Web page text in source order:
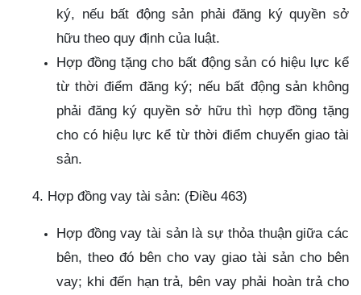
ký, nếu bất động sản phải đăng ký quyền sở
hữu theo quy định của luật.
Hợp đồng tặng cho bất động sản có hiệu lực kể
từ thời điểm đăng ký; nếu bất động sản không
phải đăng ký quyền sở hữu thì hợp đồng tặng
cho có hiệu lực kể từ thời điểm chuyển giao tài
sản.
4. Hợp đồng vay tài sản: (Điều 463)
Hợp đồng vay tài sản là sự thỏa thuận giữa các
bên, theo đó bên cho vay giao tài sản cho bên
vay; khi đến hạn trả, bên vay phải hoàn trả cho